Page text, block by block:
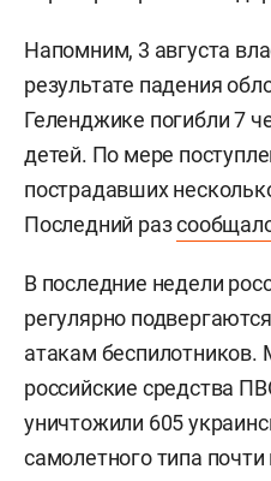
Напомним, 3 августа
результате падения
Геленджике погибли 7
детей. По мере
пострадавших
Последний раз
В последние недели
регулярно
атакам
российские средства
уничтожили 605
самолетного типа